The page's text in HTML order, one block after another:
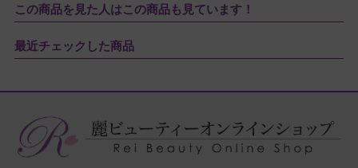
この商品を見た人はこの商品も見ています！
最近チェックした商品